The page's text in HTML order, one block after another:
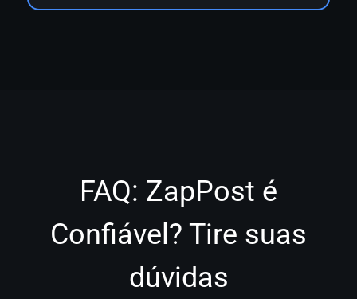
FAQ: ZapPost é
Confiável? Tire suas
dúvidas